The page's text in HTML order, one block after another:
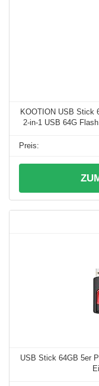
KOOTION USB Stick
2-in-1 USB 64G
USB Stick 64GB 5er